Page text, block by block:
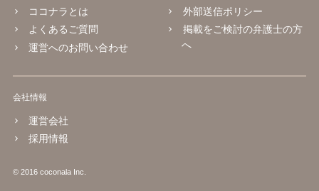
ココナラとは
よくあるご質問
運営へのお問い合わせ
外部送信ポリシー
掲載をご検討の弁護士の方
へ
会社情報
運営会社
採用情報
© 2016 coconala Inc.